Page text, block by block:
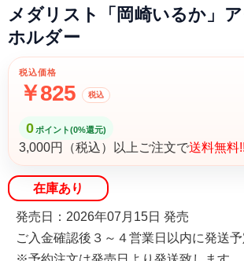
メダリスト「岡崎いるか」
ホルダー
税込価格
￥825 税込
0 ポイント(0%還元)
3,000円（税込）以上ご注文で送料無料!!
在庫あり
発売日：2026年07月15日 発売
ご入金確認後３～４営業日以内に発送予